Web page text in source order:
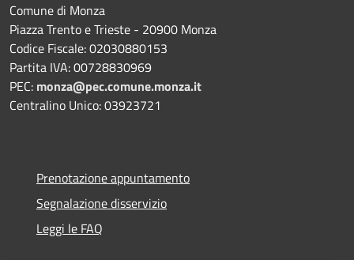
Comune di Monza
Piazza Trento e Trieste - 20900 Monza
Codice Fiscale: 02030880153
Partita IVA: 00728830969
PEC: monza@pec.comune.monza.it
Centralino Unico: 03923721
Prenotazione appuntamento
Segnalazione disservizio
Leggi le FAQ